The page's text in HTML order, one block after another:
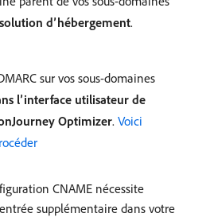
d’hébergement.
sur vos sous-domaines
l’interface utilisateur de
Optimizer. Voici
CNAME nécessite
supplémentaire dans votre